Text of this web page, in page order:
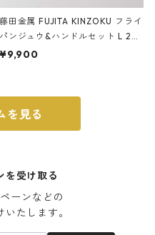
藤田金属 FUJITA KINZOKU フライ
パンジュウ&ハンドルセット L 24c
m ガス火・IH対応 鉄フライパン
¥9,900
を見る
を受け取る
ーンなどの
たします。